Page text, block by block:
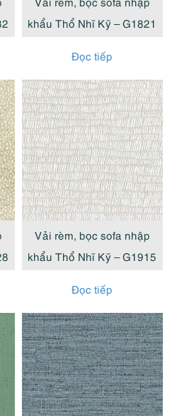
khẩu Thổ Nhĩ Kỹ – G1821
Đọc tiếp
Vải rèm, bọc sofa nhập
khẩu Thổ Nhĩ Kỹ – G1915
Đọc tiếp